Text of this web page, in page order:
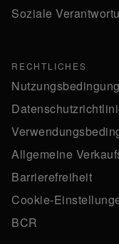
Soziale
RECHTLICHES
Allgemeine
Barrierefreiheit
Cookie-
BCR